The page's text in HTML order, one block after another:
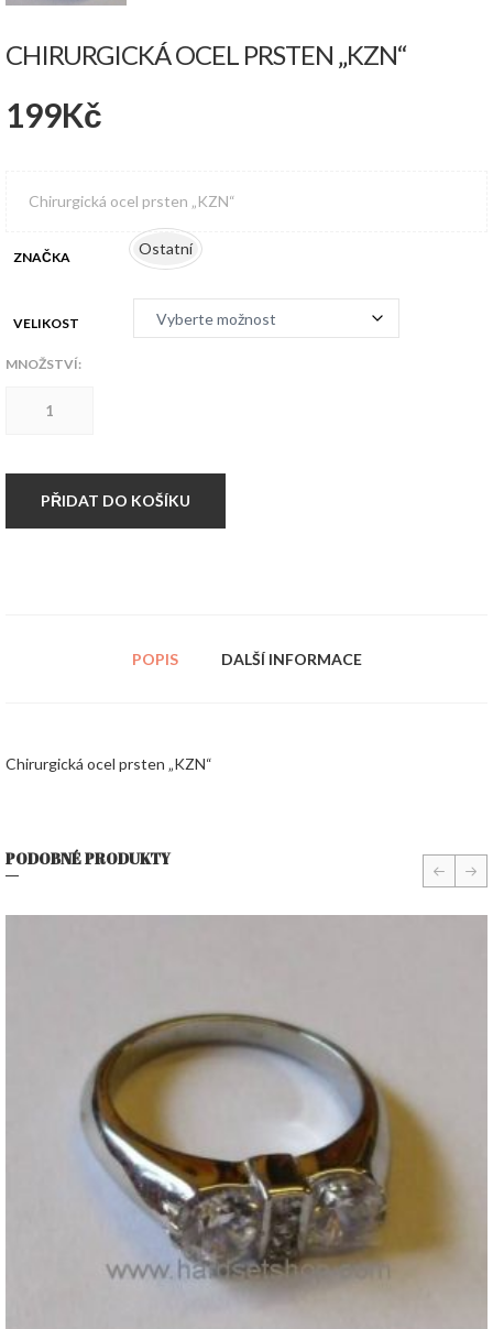
CHIRURGICKÁ OCEL PRSTEN „KZN“
199Kč
Chirurgická ocel prsten „KZN“
ZNAČKA Ostatní
VELIKOST
MNOŽSTVÍ:
množství
PŘIDAT DO KOŠÍKU
POPIS DALŠÍ INFORMACE
Chirurgická ocel prsten „KZN“
PODOBNÉ PRODUKTY prev